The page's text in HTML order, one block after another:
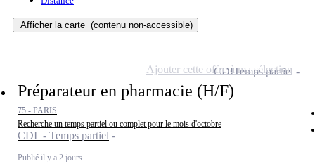
Afficher la carte (contenu non-accessible)
Préparateur en pharmacie (H/F)
75 - PARIS
Recherche un temps partiel ou complet pour le mois d'octobre
CDI - Temps partiel
Publié il y a 2 jours
CDITemps partiel
Ajouter cette offre à ma sélection